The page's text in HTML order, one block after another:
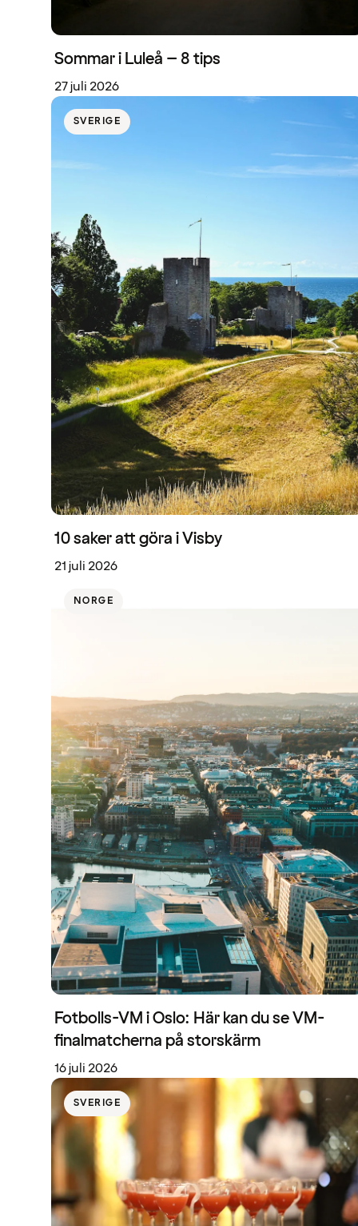
Sommar i Luleå – 8 tips
27 juli 2026
SVERIGE
10 saker att göra i Visby
21 juli 2026
NORGE
Fotbolls-VM i Oslo: Här kan du se VM-
finalmatcherna på storskärm
16 juli 2026
SVERIGE